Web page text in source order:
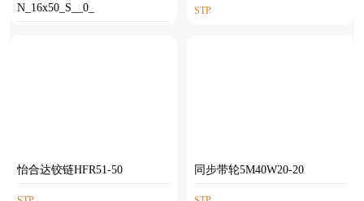
N_16x50_S__0_ STP
怡合达铰链HFR51-50 同步带轮5M40W20-20